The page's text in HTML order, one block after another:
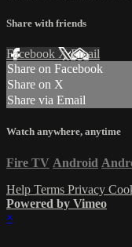
Share with friends
Facebook XEmail
Share on Facebook
Share on X
Share via Email
Watch anywhere, anytime
Fire TV Android
Help Terms Privacy
Powered by Vimeo
×